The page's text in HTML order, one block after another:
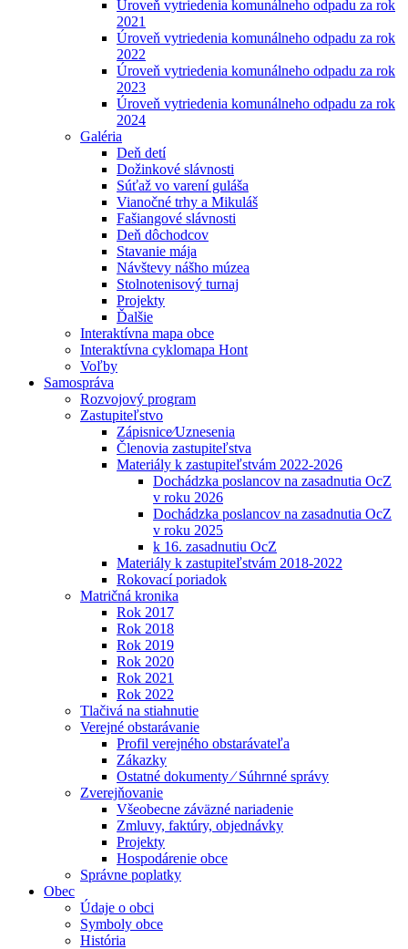
Úroveň vytriedenia komunálneho odpadu za rok
2021
Úroveň vytriedenia komunálneho odpadu za rok
2022
Úroveň vytriedenia komunálneho odpadu za rok
2023
Úroveň vytriedenia komunálneho odpadu za rok
2024
Galéria
Deň detí
Dožinkové slávnosti
Súťaž vo varení guláša
Vianočné trhy a Mikuláš
Fašiangové slávnosti
Deň dôchodcov
Stavanie mája
Návštevy nášho múzea
Stolnotenisový turnaj
Projekty
Ďalšie
Interaktívna mapa obce
Interaktívna cyklomapa Hont
Voľby
Samospráva
Rozvojový program
Zastupiteľstvo
Zápisnice⁄Uznesenia
Členovia zastupiteľstva
Materiály k zastupiteľstvám 2022-2026
Dochádzka poslancov na zasadnutia OcZ
v roku 2026
Dochádzka poslancov na zasadnutia OcZ
v roku 2025
k 16. zasadnutiu OcZ
Materiály k zastupiteľstvám 2018-2022
Rokovací poriadok
Matričná kronika
Rok 2017
Rok 2018
Rok 2019
Rok 2020
Rok 2021
Rok 2022
Tlačivá na stiahnutie
Verejné obstarávanie
Profil verejného obstarávateľa
Zákazky
Ostatné dokumenty ⁄ Súhrnné správy
Zverejňovanie
Všeobecne záväzné nariadenie
Zmluvy, faktúry, objednávky
Projekty
Hospodárenie obce
Správne poplatky
Obec
Údaje o obci
Symboly obce
História